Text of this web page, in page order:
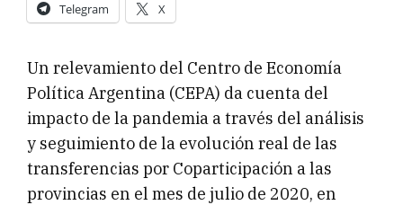
Telegram X
Un relevamiento del Centro de Economía
Política Argentina (CEPA) da cuenta del
impacto de la pandemia a través del análisis
y seguimiento de la evolución real de las
transferencias por Coparticipación a las
provincias en el mes de julio de 2020, en